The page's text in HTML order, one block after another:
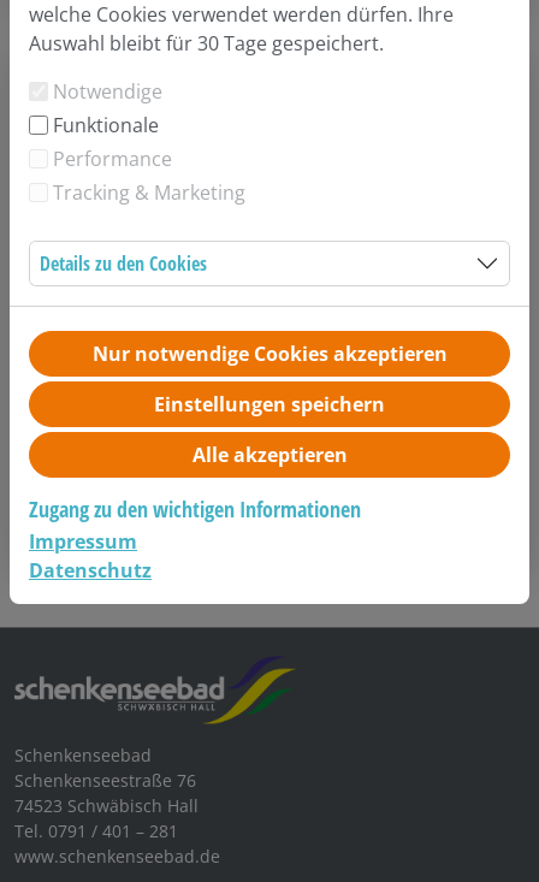
Kraul- Kurs
Kraulkurs für Erwachsene
Kurse anzeigen
Schenkenseebad
Schenkenseestraße 76
74523 Schwäbisch Hall
Tel. 0791 / 401 – 281
www.schenkenseebad.de
welche Cookies verwendet werden dürfen. Ihre
Auswahl bleibt für 30 Tage gespeichert.
Notwendige
Funktionale
Performance
Tracking & Marketing
Details zu den Cookies
Nur notwendige Cookies akzeptieren
Einstellungen speichern
Alle akzeptieren
Zugang zu den wichtigen Informationen
Impressum
Datenschutz